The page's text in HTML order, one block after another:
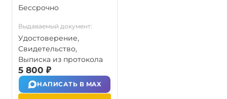
Бессрочно
Выдаваемый документ:
Удостоверение,
Свидетельство,
Выписка из протокола
5 800 ₽
НАПИСАТЬ В MAX